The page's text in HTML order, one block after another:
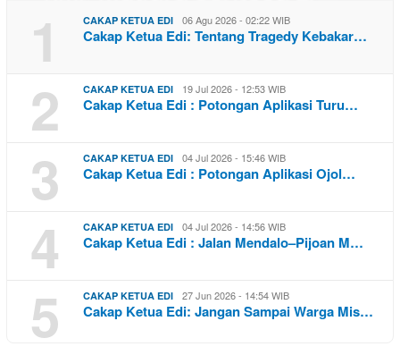
1 CAKAP KETUA EDI 06 Agu 2026 - 02:22 WIB
Cakap Ketua Edi: Tentang Tragedy Kebakar…
2 CAKAP KETUA EDI 19 Jul 2026 - 12:53 WIB
Cakap Ketua Edi : Potongan Aplikasi Turu…
3 CAKAP KETUA EDI 04 Jul 2026 - 15:46 WIB
Cakap Ketua Edi : Potongan Aplikasi Ojol…
4 CAKAP KETUA EDI 04 Jul 2026 - 14:56 WIB
Cakap Ketua Edi : Jalan Mendalo–Pijoan M…
5 CAKAP KETUA EDI 27 Jun 2026 - 14:54 WIB
Cakap Ketua Edi: Jangan Sampai Warga Mis…